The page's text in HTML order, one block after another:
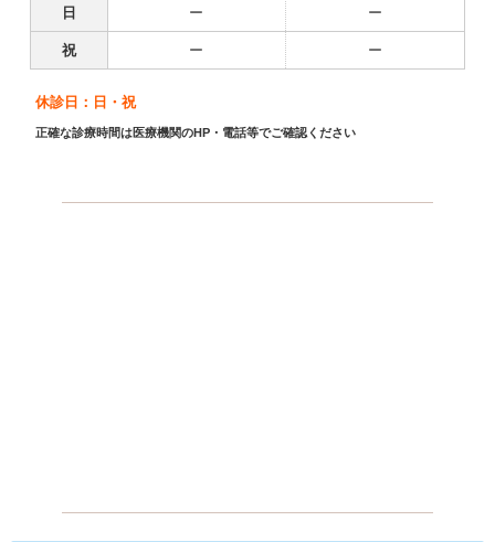
日 ー ー
祝 ー ー
休診日：日・祝
正確な診療時間は医療機関のHP・電話等でご確認ください